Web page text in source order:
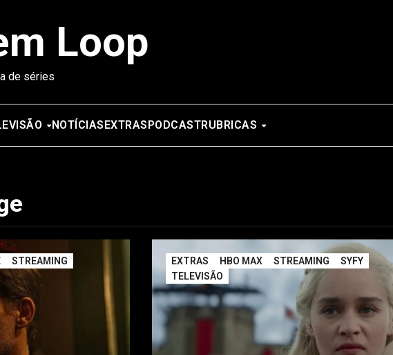
Loop
de séries
NOTÍCIASEXTRASPODCASTRUBRICAS
STREAMING EXTRAS HBO MAX STREAMING
SYFY
TELEVISÃO